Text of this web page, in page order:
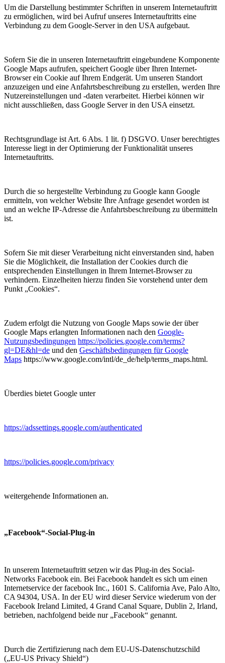
Um die Darstellung bestimmter Schriften in unserem Internetauftritt
zu ermöglichen, wird bei Aufruf unseres Internetauftritts eine
Verbindung zu dem Google-Server in den USA aufgebaut.
Sofern Sie die in unseren Internetauftritt eingebundene Komponente
Google Maps aufrufen, speichert Google über Ihren Internet-
Browser ein Cookie auf Ihrem Endgerät. Um unseren Standort
anzuzeigen und eine Anfahrtsbeschreibung zu erstellen, werden Ihre
Nutzereinstellungen und -daten verarbeitet. Hierbei können wir
nicht ausschließen, dass Google Server in den USA einsetzt.
Rechtsgrundlage ist Art. 6 Abs. 1 lit. f) DSGVO. Unser berechtigtes
Interesse liegt in der Optimierung der Funktionalität unseres
Internetauftritts.
Durch die so hergestellte Verbindung zu Google kann Google
ermitteln, von welcher Website Ihre Anfrage gesendet worden ist
und an welche IP-Adresse die Anfahrtsbeschreibung zu übermitteln
ist.
Sofern Sie mit dieser Verarbeitung nicht einverstanden sind, haben
Sie die Möglichkeit, die Installation der Cookies durch die
entsprechenden Einstellungen in Ihrem Internet-Browser zu
verhindern. Einzelheiten hierzu finden Sie vorstehend unter dem
Punkt „Cookies“.
Zudem erfolgt die Nutzung von Google Maps sowie der über
Google Maps erlangten Informationen nach den Google-
Nutzungsbedingungen https://policies.google.com/terms?
gl=DE&hl=de und den Geschäftsbedingungen für Google
Maps https://www.google.com/intl/de_de/help/terms_maps.html.
Überdies bietet Google unter
https://adssettings.google.com/authenticated
https://policies.google.com/privacy
weitergehende Informationen an.
„Facebook“-Social-Plug-in
In unserem Internetauftritt setzen wir das Plug-in des Social-
Networks Facebook ein. Bei Facebook handelt es sich um einen
Internetservice der facebook Inc., 1601 S. California Ave, Palo Alto,
CA 94304, USA. In der EU wird dieser Service wiederum von der
Facebook Ireland Limited, 4 Grand Canal Square, Dublin 2, Irland,
betrieben, nachfolgend beide nur „Facebook“ genannt.
Durch die Zertifizierung nach dem EU-US-Datenschutzschild
(„EU-US Privacy Shield“)